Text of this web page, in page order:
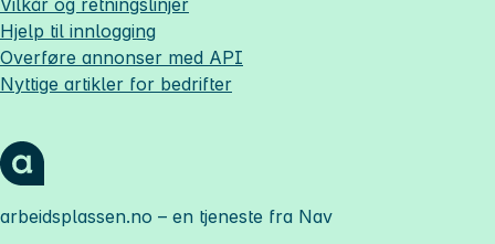
Vilkår og retningslinjer
Hjelp til innlogging
Overføre annonser med API
Nyttige artikler for bedrifter
arbeidsplassen.no – en tjeneste fra Nav